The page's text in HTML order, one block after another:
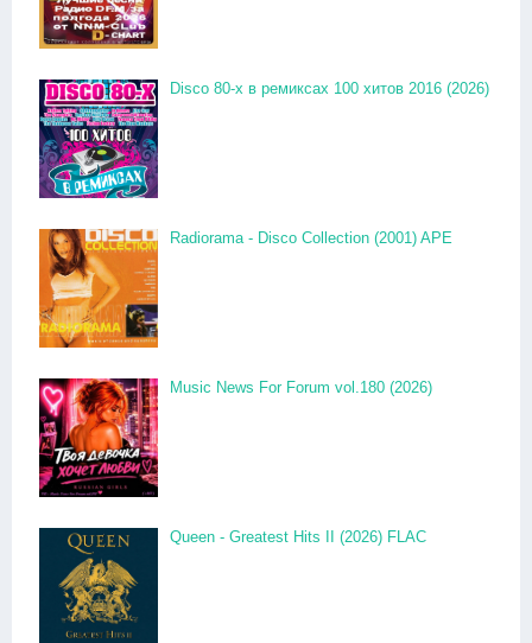
Disco 80-x в ремиксах 100 хитов 2016 (2026)
Radiorama - Disco Collection (2001) APE
Music News For Forum vol.180 (2026)
Queen - Greatest Hits II (2026) FLAC